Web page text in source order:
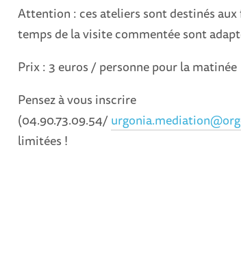
Attention : ces ateliers sont destinés
temps de la visite commentée sont
Prix : 3 euros / personne pour la matinée
Pensez à vous inscrire
(04.90.73.09.54/
limitées !